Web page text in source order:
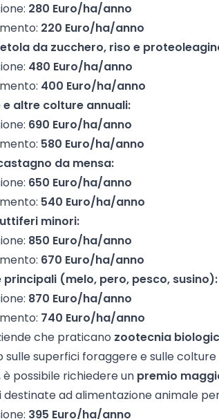
280 Euro/ha/anno
220 Euro/ha/anno
da zucchero, riso e
480 Euro/ha/anno
400 Euro/ha/anno
e altre colture annuali:
690 Euro/ha/anno
580 Euro/ha/anno
da mensa:
650 Euro/ha/anno
540 Euro/ha/anno
minori:
850 Euro/ha/anno
670 Euro/ha/anno
principali (melo, pero, pesco, susino):
870 Euro/ha/anno
740 Euro/ha/anno
che praticano zootecnia
sulle superfici foraggere e sulle
è possibile richiedere un premio
destinate ad alimentazione animale
395 Euro/ha/anno